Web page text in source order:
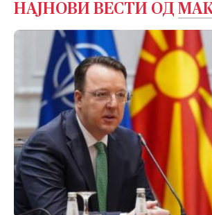
НАЈНОВИ ВЕСТИ ОД